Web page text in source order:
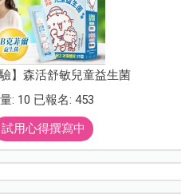
驗】森活舒敏兒童益生菌
: 10 已報名: 453
試用心得撰寫中